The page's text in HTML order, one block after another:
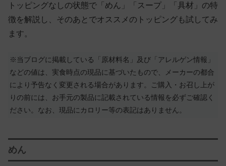
トッピングなしの状態で「めん」「スープ」「具材」の特
徴を解説し、そのあとでオススメのトッピングも試してみ
ます。
※当ブログに掲載している「原材料名」及び「アレルゲン情報」
などの値は、実食時点の現品に基づいたもので、メーカーの都合
により予告なく変更される場合があります。ご購入・お召し上が
りの前には、お手元の製品に記載されている情報を必ずご確認く
ださい。なお、現品にカロリー等の表記はありません。
めん